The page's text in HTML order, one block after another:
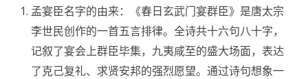
Footnotes
孟宴臣名字的由来：《春日玄武门宴群臣》是唐太宗
李世民创作的一首五言排律。全诗共十六句八十字，
记叙了宴会上群臣毕集，九夷咸至的盛大场面，表达
了克己复礼、求贤安邦的强烈愿望。通过诗句想象一